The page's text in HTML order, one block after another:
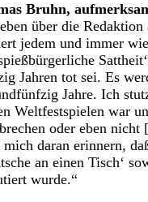
Bruhn,
über die
jedem und immer
Jahren tot sei. Es
Jahre. Ich
Weltfestspielen war
oder eben
mich daran erinnern,
an einen Tisch‘
wurde.“